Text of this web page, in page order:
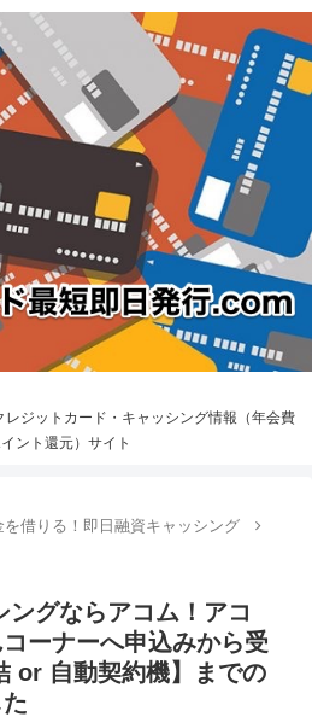
ジットカード・キャッシング情報（年会費
ント還元）サイト
を借りる！即日融資キャッシング
ングならアコム！アコ
ーナーへ申込みから受
or 自動契約機】までの